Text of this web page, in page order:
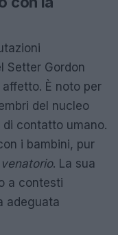
Setter Gordon
È noto per
del nucleo
contatto umano.
i bambini, pur
. La sua
a contesti
adeguata